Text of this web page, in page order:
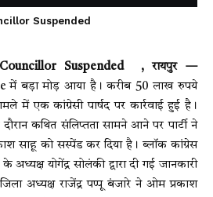
Suspended
Suspended , रायपुर —
में बड़ा मोड़ आया है। करीब 50 लाख रुपये
में एक कांग्रेसी पार्षद पर कार्रवाई हुई है।
कथित संलिप्तता सामने आने पर पार्टी ने
साहू को सस्पेंड कर दिया है। ब्लॉक कांग्रेस
अध्यक्ष योगेंद्र सोलंकी द्वारा दी गई जानकारी
अध्यक्ष राजेंद्र पप्पू बंजारे ने ओम प्रकाश